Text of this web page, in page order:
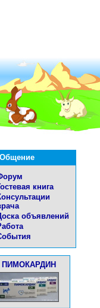
Общение
книга
объявлений
ПИМОКАРДИН